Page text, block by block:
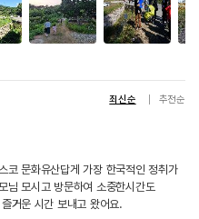
최신순 추천순
코 문화유산답게 가장 한국적인 정취가
님 모시고 방문하여 소중한시간도
거운 시간 보내고 왔어요.